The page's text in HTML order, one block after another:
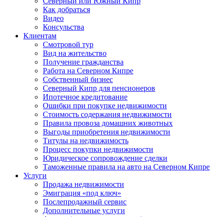
Как добраться
Видео
Консульства
Клиентам
Смотровой тур
Вид на жительство
Получение гражданства
Работа на Северном Кипре
Собственный бизнес
Северный Кипр для пенсионеров
Ипотечное кредитование
Ошибки при покупке недвижимости
Стоимость содержания недвижимости
Правила провоза домашних животных
Выгоды приобретения недвижимости
Титулы на недвижимость
Процесс покупки недвижимости
Юридическое сопровождение сделки
Таможенные правила на авто на Северном Кипре
Услуги
Продажа недвижимости
Эмиграция «под ключ»
Послепродажный сервис
Дополнительные услуги